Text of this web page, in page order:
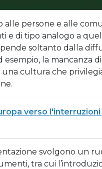
alle persone e alle
e di tipo analogo a
soltanto dalla
esempio, la mancanza
cultura che
verso
svolgono un
tra cui